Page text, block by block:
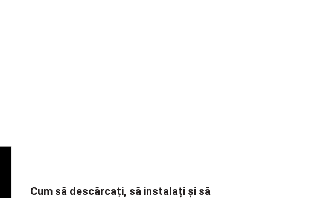
Cum să descărcați, să instalați și să